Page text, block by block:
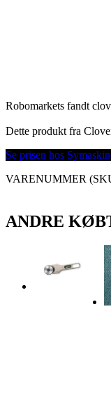
Robomarkets fandt
Dette produkt fra
Se prisen hos
VARENUMMER
ANDRE